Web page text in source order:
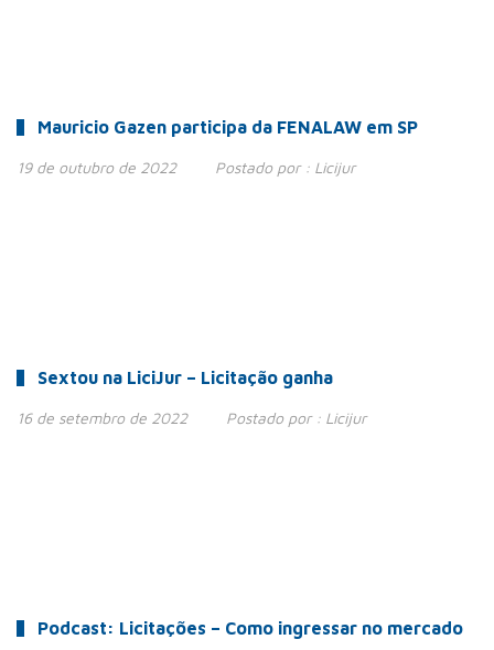
Mauricio Gazen participa da FENALAW em SP
19 de outubro de 2022 Postado por : Licijur
Sextou na LiciJur – Licitação ganha
16 de setembro de 2022 Postado por : Licijur
Podcast: Licitações – Como ingressar no mercado